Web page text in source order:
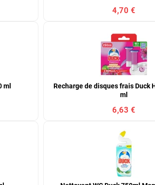
4,70 €
ml
Recharge de disques frais Duck
ml
6,63 €